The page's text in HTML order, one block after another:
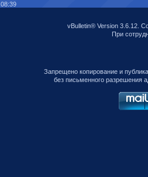
08:39
vBulletin® Version 3.6.12.
При
Запрещено копирование и
без письменного разрешения